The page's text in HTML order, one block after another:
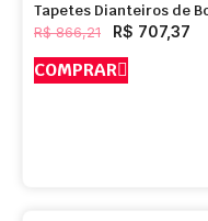
Tapetes Dianteiros de
R$866,21 R$ 707,37
COMPRAR